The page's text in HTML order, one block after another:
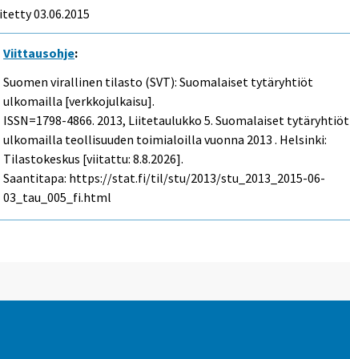
03.06.2015
Viittausohje:
Suomen virallinen tilasto (SVT): Suomalaiset tytäryhtiöt
ulkomailla [verkkojulkaisu].
ISSN=1798-4866. 2013, Liitetaulukko 5. Suomalaiset tytäryhtiöt
ulkomailla teollisuuden toimialoilla vuonna 2013 . Helsinki:
Tilastokeskus [viitattu: 8.8.2026].
Saantitapa: https://stat.fi/til/stu/2013/stu_2013_2015-06-
03_tau_005_fi.html